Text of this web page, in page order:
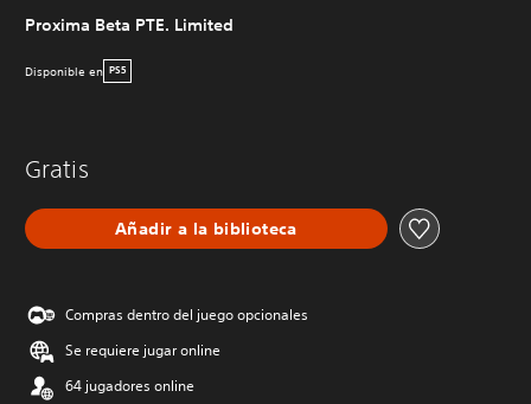
Proxima Beta PTE. Limited
Disponible en PS5
Gratis
Añadir a la biblioteca
Compras dentro del juego opcionales
Se requiere jugar online
64 jugadores online